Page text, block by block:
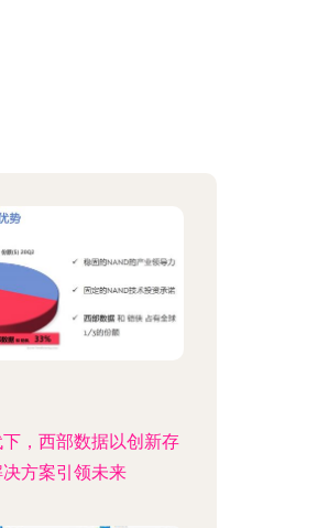
，西部数据以创新存
方案引领未来